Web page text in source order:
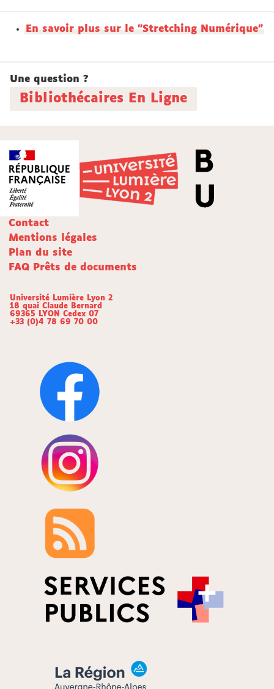
En savoir plus sur le "Stretching Numérique"
Une question ?
Bibliothécaires En Ligne
Contact
Mentions légales
Plan du site
FAQ Prêts de documents
Université Lumière Lyon 2
18 quai Claude Bernard
69365 LYON Cedex 07
+33 (0)4 78 69 70 00